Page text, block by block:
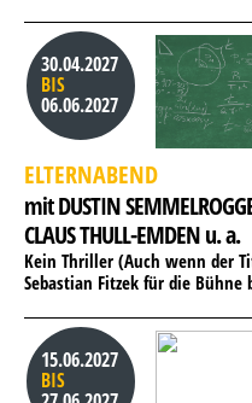
30.04.2027
BIS
06.06.2027
ELTERNABEND
mit DUSTIN
CLAUS THULL-EMDEN u. a.
Kein Thriller (Auch wenn der
Sebastian Fitzek für die
15.06.2027
BIS